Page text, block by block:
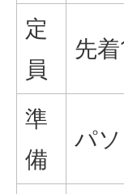
定
員
先着
準
備
パ